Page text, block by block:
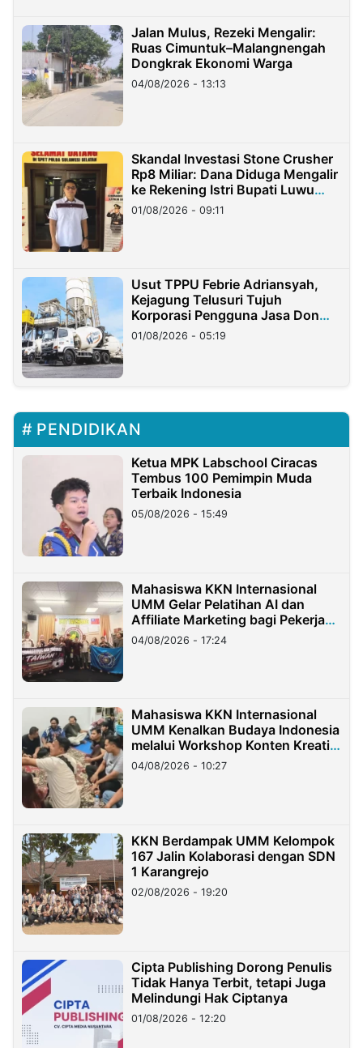
Jalan Mulus, Rezeki Mengalir:
Ruas Cimuntuk–Malangnengah
Dongkrak Ekonomi Warga
04/08/2026 - 13:13
Skandal Investasi Stone Crusher
Rp8 Miliar: Dana Diduga Mengalir
ke Rekening Istri Bupati Luwu
Timur
01/08/2026 - 09:11
Usut TPPU Febrie Adriansyah,
Kejagung Telusuri Tujuh
Korporasi Pengguna Jasa Don
Ritto
01/08/2026 - 05:19
PENDIDIKAN
Ketua MPK Labschool Ciracas
Tembus 100 Pemimpin Muda
Terbaik Indonesia
05/08/2026 - 15:49
Mahasiswa KKN Internasional
UMM Gelar Pelatihan AI dan
Affiliate Marketing bagi Pekerja
Migran Indonesia di Taiwan
04/08/2026 - 17:24
Mahasiswa KKN Internasional
UMM Kenalkan Budaya Indonesia
melalui Workshop Konten Kreatif
di Taiwan
04/08/2026 - 10:27
KKN Berdampak UMM Kelompok
167 Jalin Kolaborasi dengan SDN
1 Karangrejo
02/08/2026 - 19:20
Cipta Publishing Dorong Penulis
Tidak Hanya Terbit, tetapi Juga
Melindungi Hak Ciptanya
01/08/2026 - 12:20